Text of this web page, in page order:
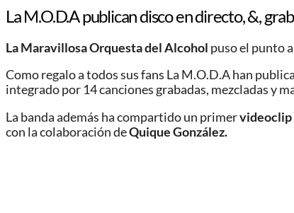
La M.O.D.A publican disco en directo, &,
La Maravillosa Orquesta del Alcohol puso el punto
Como regalo a todos sus fans La M.O.D.A han
integrado por 14 canciones grabadas, mezcladas y
La banda además ha compartido un primervideoclip
con la colaboración deQuique González.